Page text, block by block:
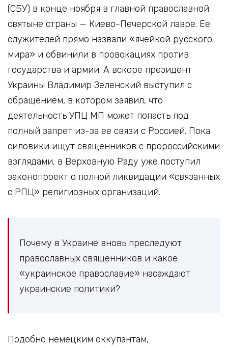
(СБУ) в конце ноября в главной православной
святыне страны — Киево-Печерской лавре. Ее
служителей прямо назвали «ячейкой русского
мира» и обвинили в провокациях против
государства и армии. А вскоре президент
Украины Владимир Зеленский выступил с
обращением, в котором заявил, что
деятельность УПЦ МП может попасть под
полный запрет из-за ее связи с Россией. Пока
силовики ищут священников с пророссийскими
взглядами, в Верховную Раду уже поступил
законопроект о полной ликвидации «связанных
с РПЦ» религиозных организаций.
Почему в Украине вновь преследуют
православных священников и какое
«украинское православие» насаждают
украинские политики?
Подобно немецким оккупантам,